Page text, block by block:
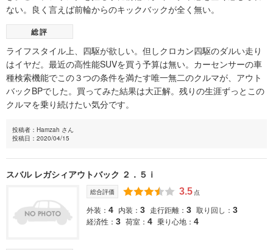
ない。良く言えば前輪からのキックバックが全く無い。
総評
ライフスタイル上、四駆が欲しい。但しクロカン四駆のダルい走り
はイヤだ。最近の高性能SUVを買う予算は無い。カーセンサーの車
種検索機能でこの３つの条件を満たす唯一無二のクルマが、アウト
バックBPでした。買ってみた結果は大正解。残りの生涯ずっとこの
クルマを乗り続けたい気分です。
投稿者：Hamzah さん
投稿日：2020/04/15
スバル レガシィアウトバック ２．５ｉ
総合評価 3.5 点
外装： 4 内装： 3 走行距離： 3 取り回し： 3
経済性： 3 荷室： 4 乗り心地： 4